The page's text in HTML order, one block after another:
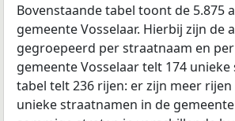
Bovenstaande tabel toont de 5.875
gemeente Vosselaar. Hierbij zijn de
gegroepeerd per straatnaam en
gemeente Vosselaar telt 174
tabel telt 236 rijen: er zijn meer
unieke straatnamen in de